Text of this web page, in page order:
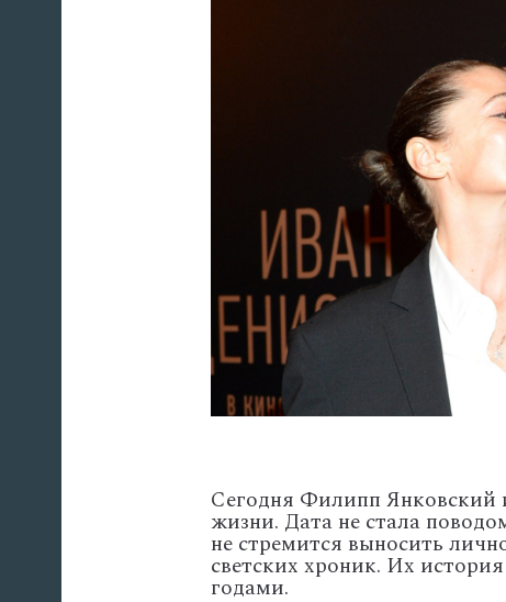
Сегодня Филипп Янковский
жизни. Дата не стала
не стремится выносить
светских хроник. Их история
годами.